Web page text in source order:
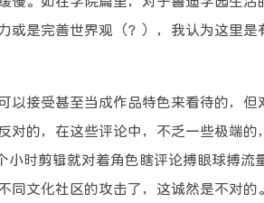
五月 2026
1篇
三月
2篇
是完善世界观（？），我认为这里是
接受甚至当成作品特色来看待的，但
的，在这些评论中，不乏一些极端的
时剪辑就对着角色瞎评论搏眼球搏流
文化社区的攻击了，这诚然是不对的